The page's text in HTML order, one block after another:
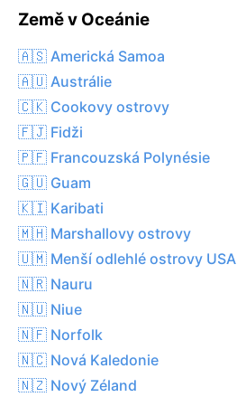
Země v Oceánie
🇦🇸 Americká Samoa
🇦🇺 Austrálie
🇨🇰 Cookovy ostrovy
🇫🇯 Fidži
🇵🇫 Francouzská Polynésie
🇬🇺 Guam
🇰🇮 Karibati
🇲🇭 Marshallovy ostrovy
🇺🇲 Menší odlehlé ostrovy USA
🇳🇷 Nauru
🇳🇺 Niue
🇳🇫 Norfolk
🇳🇨 Nová Kaledonie
🇳🇿 Nový Zéland